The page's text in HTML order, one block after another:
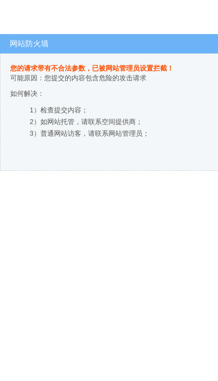
网站防火墙
您的请求带有不合法参数，已被网站管理员设置拦截！
可能原因：您提交的内容包含危险的攻击请求
如何解决：
1）检查提交内容；
2）如网站托管，请联系空间提供商；
3）普通网站访客，请联系网站管理员；